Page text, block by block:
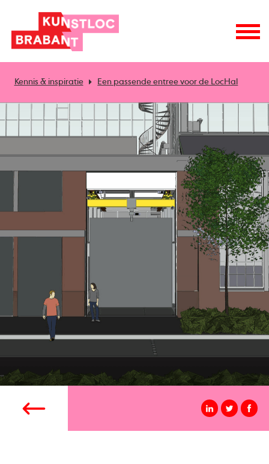
Kennis & inspiratie Een passende entree voor de LocHal